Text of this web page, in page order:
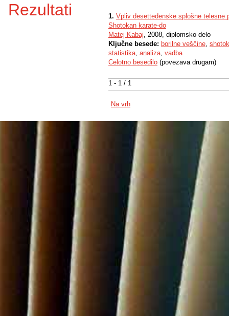
Rezultati
1 - 1 / 1
1. Vpliv desettedenske splošne telesne
Shotokan karate-do
Matej Kabaj, 2008, diplomsko delo
Ključne besede: borilne veščine,
statistika, analiza, vadba
Celotno besedilo (povezava drugam)
Na vrh